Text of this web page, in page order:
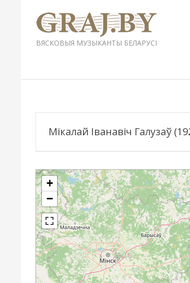
содержимомуGRAJ.BY
ВЯСКОВЫЯ МУЗЫКАНТЫ БЕЛАРУСІ
меню
Мікалай Іванавіч Галузаў
+
−